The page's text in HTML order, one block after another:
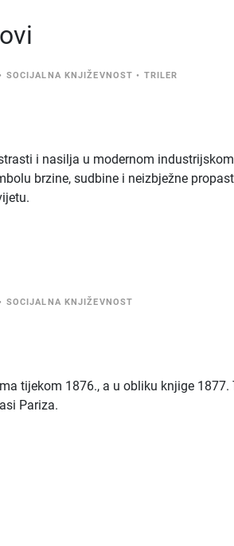
SOCIJALNA KNJIŽEVNOST • TRILER
i nasilja u modernom
brzine, sudbine i neizbježne
SOCIJALNA KNJIŽEVNOST
tijekom 1876., a u obliku knjige 1877.
Pariza.